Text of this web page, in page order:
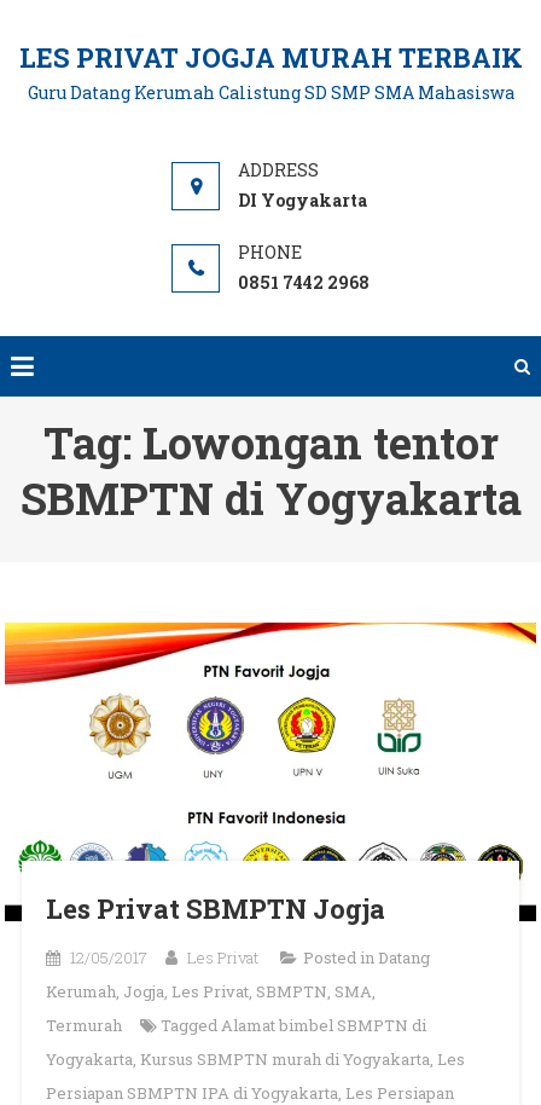
content
LES PRIVAT JOGJA MURAH TERBAIK
Guru Datang Kerumah Calistung SD SMP SMA Mahasiswa
DI Yogyakarta
0851 7442 2968
Tag: Lowongan tentor
SBMPTN di Yogyakarta
Les Privat SBMPTN Jogja
12/05/2017 Les Privat Posted in Datang
Kerumah, Jogja, Les Privat, SBMPTN, SMA,
Termurah
TaggedAlamat bimbel SBMPTN di
Yogyakarta, Kursus SBMPTN murah di Yogyakarta, Les
Persiapan SBMPTN IPA di Yogyakarta, Les Persiapan